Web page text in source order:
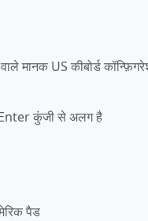
मानक US कीबोर्ड
Enter कुंजी से अलग है
पैड